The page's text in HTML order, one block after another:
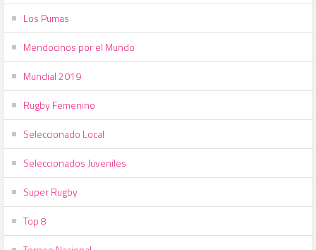
Los Pumas
Mendocinos por el Mundo
Mundial 2019
Rugby Femenino
Seleccionado Local
Seleccionados Juveniles
Super Rugby
Top 8